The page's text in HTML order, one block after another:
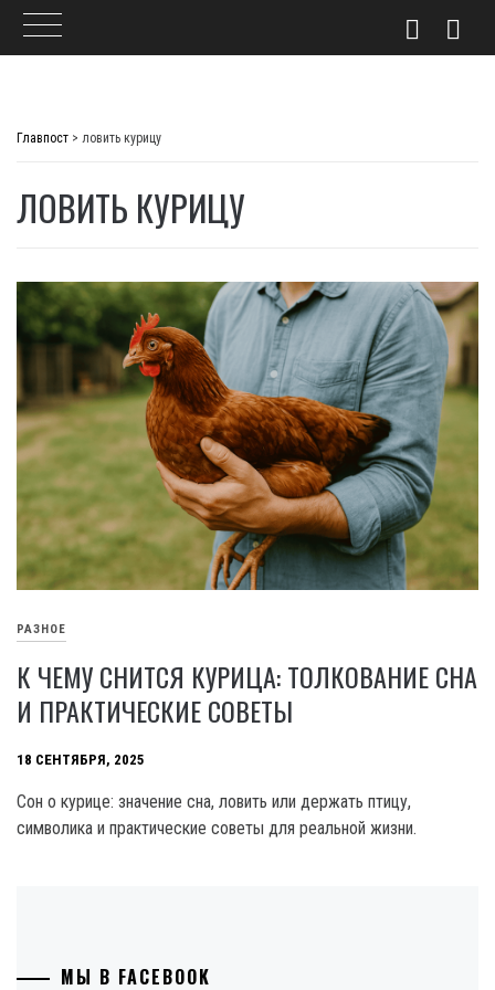
Главпост > ловить курицу
ЛОВИТЬ КУРИЦУ
РАЗНОЕ
К ЧЕМУ СНИТСЯ КУРИЦА: ТОЛКОВАНИЕ СНА
И ПРАКТИЧЕСКИЕ СОВЕТЫ
18 СЕНТЯБРЯ, 2025
Сон о курице: значение сна, ловить или держать птицу,
символика и практические советы для реальной жизни.
МЫ В FACEBOOK